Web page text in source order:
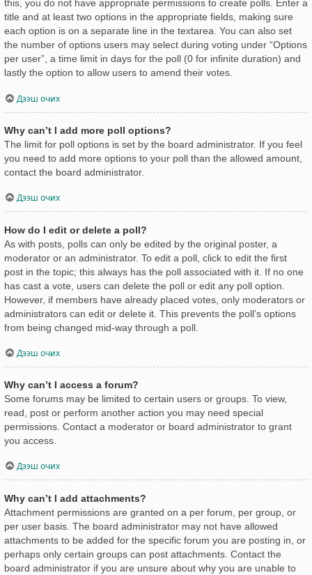
this, you do not have appropriate permissions to create polls. Enter a
title and at least two options in the appropriate fields, making sure
each option is on a separate line in the textarea. You can also set
the number of options users may select during voting under “Options
per user”, a time limit in days for the poll (0 for infinite duration) and
lastly the option to allow users to amend their votes.
Дээш очих
Why can’t I add more poll options?
The limit for poll options is set by the board administrator. If you feel
you need to add more options to your poll than the allowed amount,
contact the board administrator.
Дээш очих
How do I edit or delete a poll?
As with posts, polls can only be edited by the original poster, a
moderator or an administrator. To edit a poll, click to edit the first
post in the topic; this always has the poll associated with it. If no one
has cast a vote, users can delete the poll or edit any poll option.
However, if members have already placed votes, only moderators or
administrators can edit or delete it. This prevents the poll’s options
from being changed mid-way through a poll.
Дээш очих
Why can’t I access a forum?
Some forums may be limited to certain users or groups. To view,
read, post or perform another action you may need special
permissions. Contact a moderator or board administrator to grant
you access.
Дээш очих
Why can’t I add attachments?
Attachment permissions are granted on a per forum, per group, or
per user basis. The board administrator may not have allowed
attachments to be added for the specific forum you are posting in, or
perhaps only certain groups can post attachments. Contact the
board administrator if you are unsure about why you are unable to